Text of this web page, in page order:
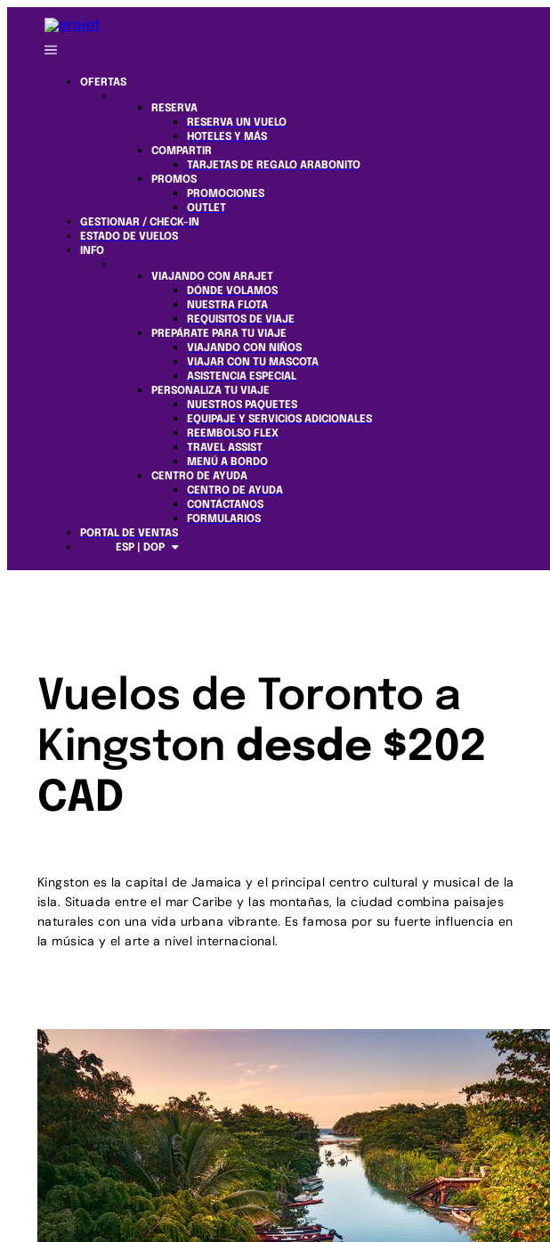
OFERTAS
RESERVA
RESERVA UN VUELO
HOTELES Y MÁS
COMPARTIR
TARJETAS DE REGALO ARABONITO
PROMOS
PROMOCIONES
OUTLET
GESTIONAR / CHECK-IN
ESTADO DE VUELOS
INFO
VIAJANDO CON ARAJET
DÓNDE VOLAMOS
NUESTRA FLOTA
REQUISITOS DE VIAJE
PREPÁRATE PARA TU VIAJE
VIAJANDO CON NIÑOS
VIAJAR CON TU MASCOTA
ASISTENCIA ESPECIAL
PERSONALIZA TU VIAJE
NUESTROS PAQUETES
EQUIPAJE Y SERVICIOS ADICIONALES
REEMBOLSO FLEX
TRAVEL ASSIST
MENÚ A BORDO
CENTRO DE AYUDA
CENTRO DE AYUDA
CONTÁCTANOS
FORMULARIOS
PORTAL DE VENTAS
ESP | DOP
Vuelos de Toronto a
Kingston desde $202
CAD
Kingston es la capital de Jamaica y el principal centro cultural y musical de la
isla. Situada entre el mar Caribe y las montañas, la ciudad combina paisajes
naturales con una vida urbana vibrante. Es famosa por su fuerte influencia en
la música y el arte a nivel internacional.